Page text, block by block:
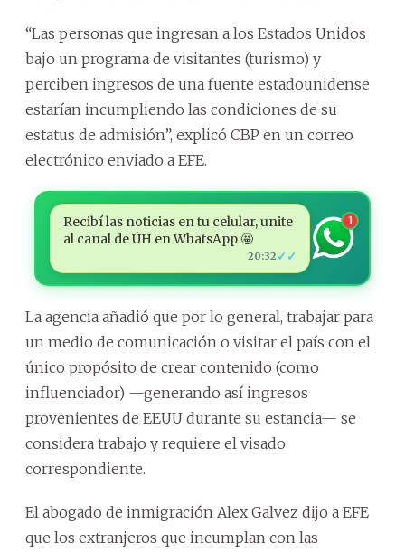
“Las personas que ingresan a los Estados Unidos
bajo un programa de visitantes (turismo) y
perciben ingresos de una fuente estadounidense
estarían incumpliendo las condiciones de su
estatus de admisión”, explicó CBP en un correo
electrónico enviado a EFE.
Recibí las noticias en tu celular, unite
al canal de ÚH en WhatsApp 🤩
20:32 ✓✓
1
La agencia añadió que por lo general, trabajar para
un medio de comunicación o visitar el país con el
único propósito de crear contenido (como
influenciador) —generando así ingresos
provenientes de EEUU durante su estancia— se
considera trabajo y requiere el visado
correspondiente.
El abogado de inmigración Alex Galvez dijo a EFE
que los extranjeros que incumplan con las